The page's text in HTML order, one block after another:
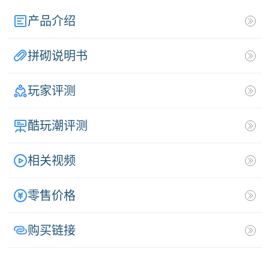
产品介绍
拼砌说明书
玩家评测
酷玩潮评测
相关视频
零售价格
购买链接